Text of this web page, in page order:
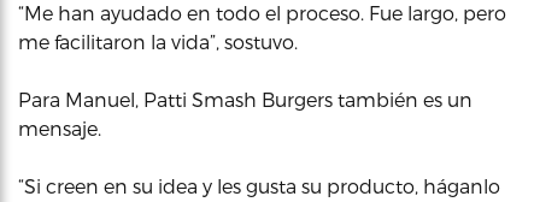
“Me han ayudado en todo el proceso. Fue largo, pero
me facilitaron la vida”, sostuvo.
Para Manuel, Patti Smash Burgers también es un
mensaje.
“Si creen en su idea y les gusta su producto, háganlo